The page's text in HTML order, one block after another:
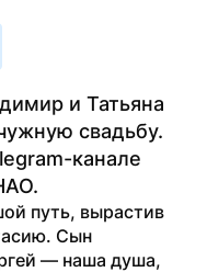
и Татьяна
свадьбу.
канале
путь, вырастив
Сын
— наша душа,